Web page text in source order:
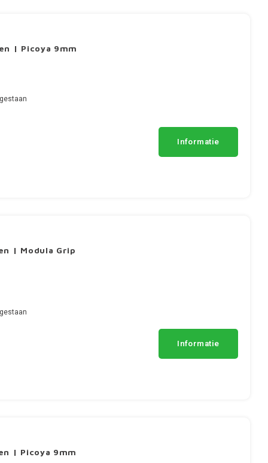
| Picoya 9mm
Informatie
| Modula Grip
Informatie
| Picoya 9mm